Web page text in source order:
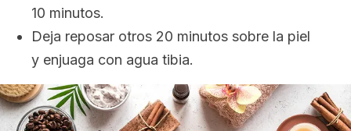
10 minutos.
Deja reposar otros 20 minutos sobre la piel
y enjuaga con agua tibia.